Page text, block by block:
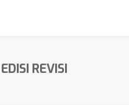
REVISI